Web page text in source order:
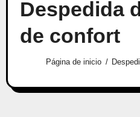
Despedida
de confort
Página de inicio